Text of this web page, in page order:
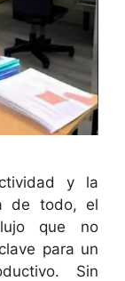
y la
de todo, el
que no
para un
Sin